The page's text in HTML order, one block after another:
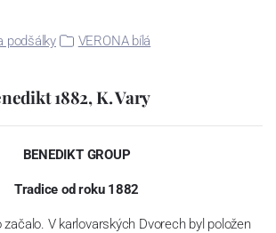
podšálky VERONA bílá
1882, K. Vary
BENEDIKT GROUP
Tradice od roku 1882
V karlovarských Dvorech byl položen